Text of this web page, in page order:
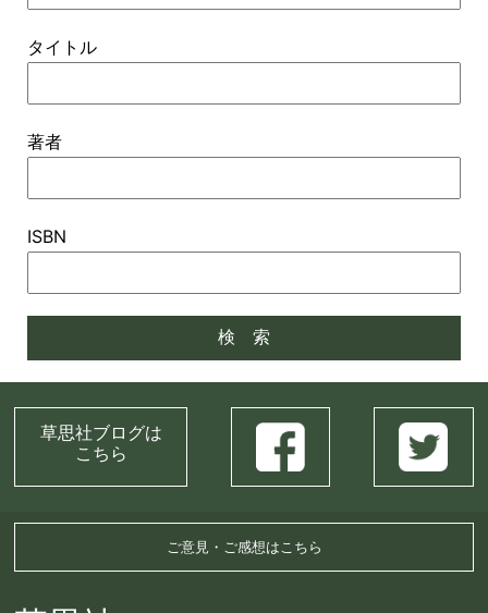
タイトル
著者
ISBN
草思社ブログは
こちら
ご意見・ご感想はこちら